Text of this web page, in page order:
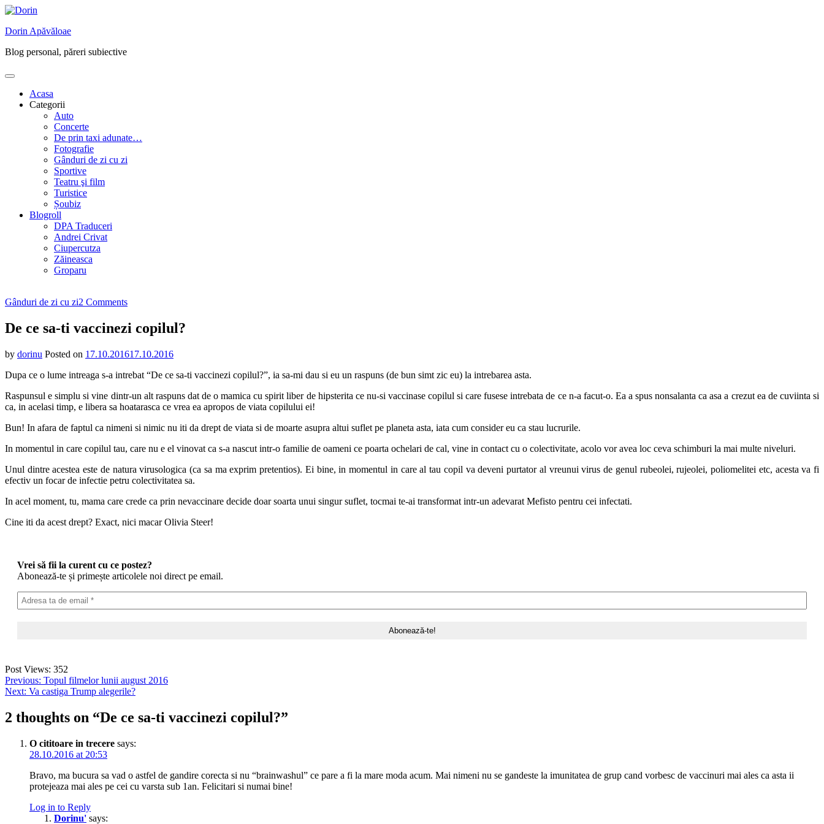
Skip
content
Dorin Apăvăloae
Blog personal, păreri subiective
Acasa
Categorii
Auto
Concerte
De prin taxi adunate…
Fotografie
Gânduri de zi cu zi
Sportive
Teatru şi film
Turistice
Șoubiz
Blogroll
DPA Traduceri
Andrei Crivat
Ciupercutza
Zăineasca
Groparu
Gânduri de zi cu zi2 Commentson
ce
sa-
vaccinezi
De ce sa-ti vaccinezi copilul?
by dorinu Posted on 17.10.201617.10.2016
Dupa ce o lume intreaga s-a intrebat “De ce sa-ti vaccinezi copilul?”, ia sa-mi dau si eu un raspuns (de bun simt zic eu) la intrebarea asta.
Raspunsul e simplu si vine dintr-un alt raspuns dat de o mamica cu spirit liber de hipsterita ce nu-si vaccinase copilul si care fusese intrebata de ce n-a facut-o. Ea a spus nonsalanta ca asa a crezut ea de cuviinta si
ca, in acelasi timp, e libera sa hoatarasca ce vrea ea apropos de viata copilului ei!
Bun! In afara de faptul ca nimeni si nimic nu iti da drept de viata si de moarte asupra altui suflet pe planeta asta, iata cum consider eu ca stau lucrurile.
In momentul in care copilul tau, care nu e el vinovat ca s-a nascut intr-o familie de oameni ce poarta ochelari de cal, vine in contact cu o colectivitate, acolo vor avea loc ceva schimburi la mai multe niveluri.
Unul dintre acestea este de natura virusologica (ca sa ma exprim pretentios). Ei bine, in momentul in care al tau copil va deveni purtator al vreunui virus de genul rubeolei, rujeolei, poliomelitei etc, acesta va fi
efectiv un focar de infectie petru colectivitatea sa.
In acel moment, tu, mama care crede ca prin nevaccinare decide doar soarta unui singur suflet, tocmai te-ai transformat intr-un adevarat Mefisto pentru cei infectati.
Cine iti da acest drept? Exact, nici macar Olivia Steer!
Vrei să fii la curent cu ce postez?
Abonează-te și primește articolele noi direct pe email.
Post Views: 352
Post
navigation
Previous: Topul filmelor lunii august 2016
Next: Va castiga Trump alegerile?
2 thoughts on “De ce sa-ti vaccinezi copilul?”
O cititoare in trecere says:
28.10.2016 at 20:53
Bravo, ma bucura sa vad o astfel de gandire corecta si nu “brainwashul” ce pare a fi la mare moda acum. Mai nimeni nu se gandeste la imunitatea de grup cand vorbesc de vaccinuri mai ales ca asta ii
protejeaza mai ales pe cei cu varsta sub 1an. Felicitari si numai bine!
Log in to Reply
Dorinu' says: